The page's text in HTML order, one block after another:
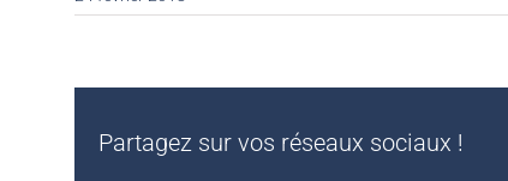
Partagez sur vos réseaux sociaux !